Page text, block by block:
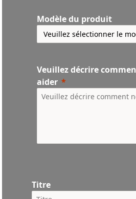
Modèle du produit
Veuillez décrire
aider
Titre